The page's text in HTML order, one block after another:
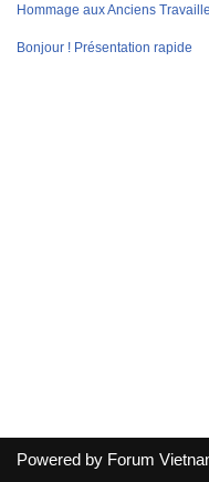
Hommage aux Anciens
Bonjour ! Présentation rapide
Powered by Forum